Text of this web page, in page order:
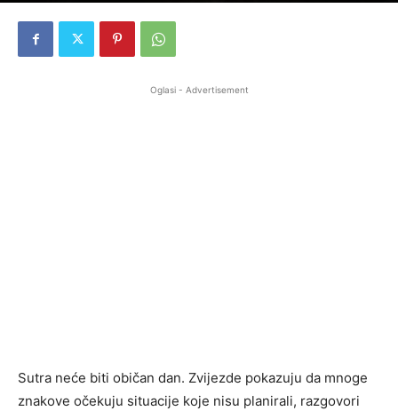
Oglasi - Advertisement
Sutra neće biti običan dan. Zvijezde pokazuju da mnoge
znakove očekuju situacije koje nisu planirali, razgovori